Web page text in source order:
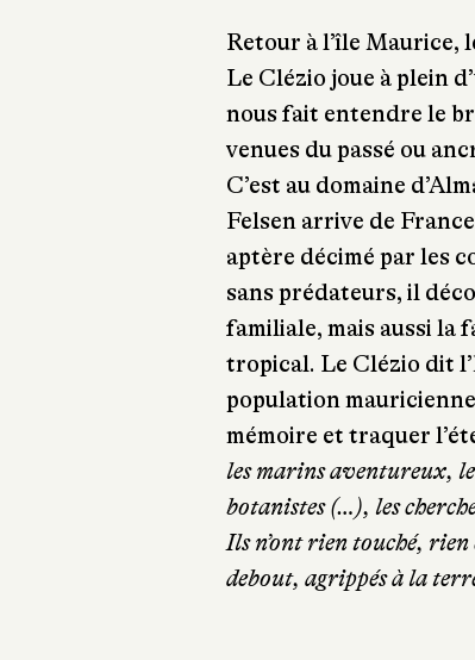
Retour à l’île Maurice,
Le Clézio joue à plein
nous fait entendre le
venues du passé ou
C’est au domaine
Felsen arrive de
aptère décimé par les
sans prédateurs, il
familiale, mais aussi la
tropical. Le Clézio dit
population
mémoire et traquer
les marins aventureux,
botanistes (…), les
Ils n’ont rien touché,
debout, agrippés à la